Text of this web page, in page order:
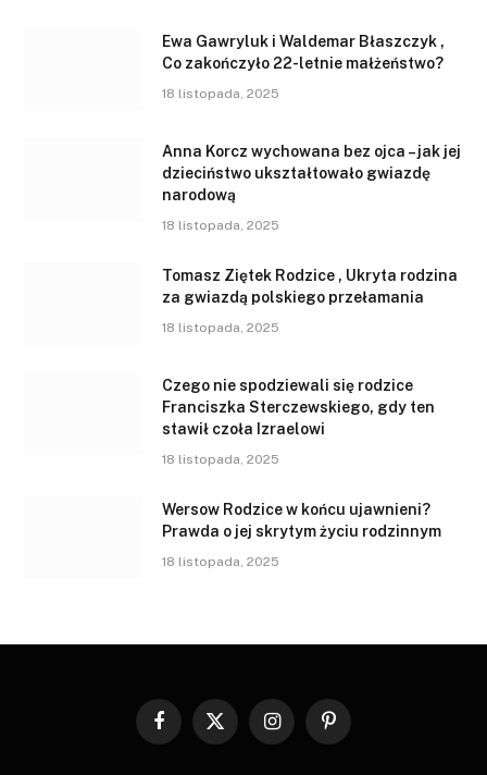
Ewa Gawryluk i Waldemar Błaszczyk ,
Co zakończyło 22-letnie małżeństwo?
18 listopada, 2025
Anna Korcz wychowana bez ojca – jak jej
dzieciństwo ukształtowało gwiazdę
narodową
18 listopada, 2025
Tomasz Ziętek Rodzice , Ukryta rodzina
za gwiazdą polskiego przełamania
18 listopada, 2025
Czego nie spodziewali się rodzice
Franciszka Sterczewskiego, gdy ten
stawił czoła Izraelowi
18 listopada, 2025
Wersow Rodzice w końcu ujawnieni?
Prawda o jej skrytym życiu rodzinnym
18 listopada, 2025
Facebook
X
InstagramPinterest